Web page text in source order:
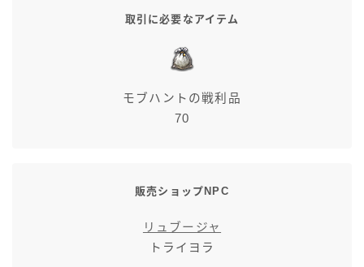
取引に必要なアイテム
モブハントの戦利品
70
販売ショップNPC
リュブージャ
トライヨラ